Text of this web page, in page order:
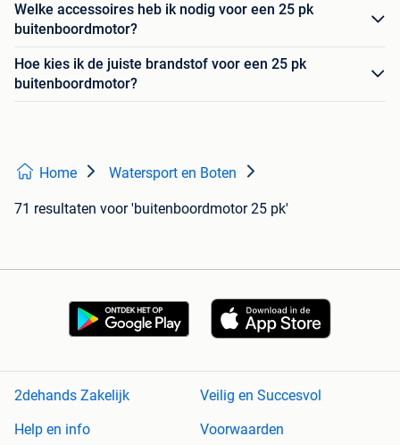
Welke accessoires heb ik nodig voor een 25 pk
buitenboordmotor?
Hoe kies ik de juiste brandstof voor een 25 pk
buitenboordmotor?
Home Watersport en Boten
71 resultaten voor 'buitenboordmotor 25 pk'
2dehands Zakelijk
Veilig en Succesvol
Help en info
Voorwaarden